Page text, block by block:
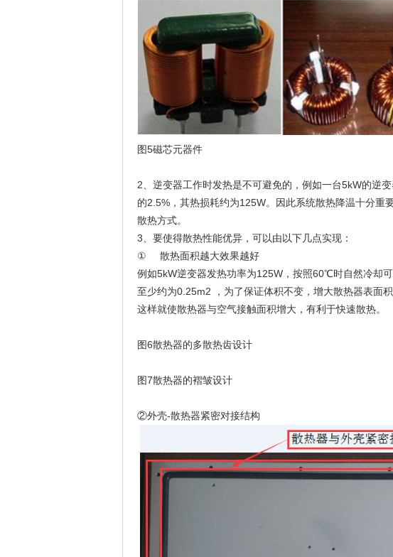
图5磁芯元器件
2、逆变器工作时发热是不可避免的，例如一台5kW的逆
的2.5%，其热损耗约为125W。因此系统散热降温十分重
散热方式。
3、要使得散热性能优异，可以由以下几点实现：
①
散热面积越大效果越好
例如5kW逆变器发热功率为125W，按照60℃时自然冷却
至少约为0.25m2 ，为了保证体积不变，增大散热器表面
这样就使散热器与空气接触面积增大，有利于快速散热。
图6散热器的多散热齿设计
图7散热器的褶皱设计
②外壳-散热器紧密对接结构